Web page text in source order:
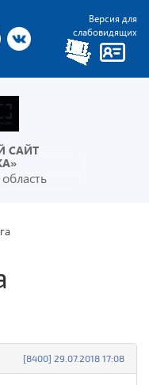
Версия для
слабовидящих
САЙТ
[8400] 29.07.2018 17:08